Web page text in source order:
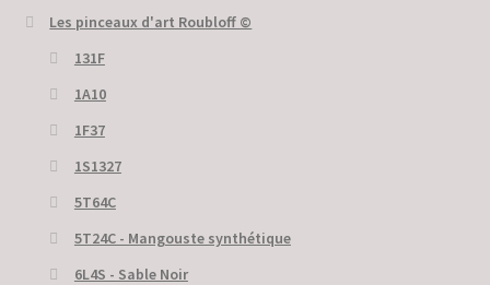
Les pinceaux d'art Roubloff ©
131F
1A10
1F37
1S1327
5T64C
5Т24С - Mangouste synthétique
6L4S - Sable Noir